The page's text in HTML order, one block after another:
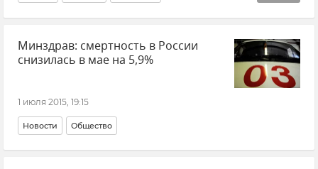
Туристический сезон-2015 События в Донбассе
Минздрав: смертность в России
снизилась в мае на 5,9%
1 июля 2015, 19:15
Новости Общество